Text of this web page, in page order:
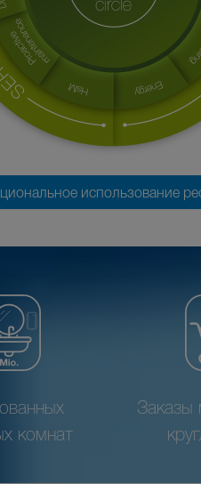
использование
комнат
Заказы